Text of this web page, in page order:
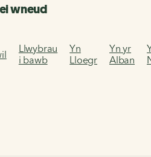
wneud
Llwybrau
i bawb
Yn
Lloegr
Yn yr
Alban